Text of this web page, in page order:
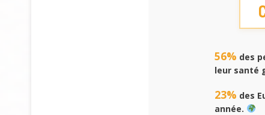
56% des
leur santé
23% des
année.